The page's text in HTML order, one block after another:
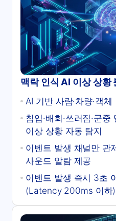
맥락 인식 AI 이상 상황
AI 기반 사람·차량·객
침입·배회·쓰러짐·군
이상 상황 자동 탐지
이벤트 발생 채널만 관
사운드 알람 제공
이벤트 발생 즉시 3초
(Latency 200ms 이하)